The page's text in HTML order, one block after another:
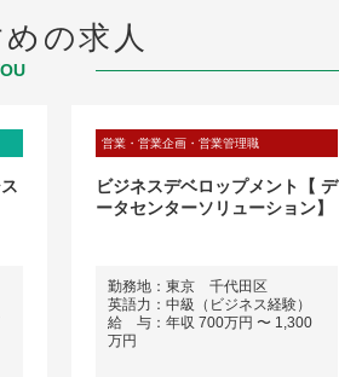
の求人
営業・営業企画・営業管理職
ビジネスデベロップメント【 デ
ータセンターソリューション】
勤務地：東京 千代田区
英語力：中級（ビジネス経験）
給 与：年収 700万円 〜 1,300
万円